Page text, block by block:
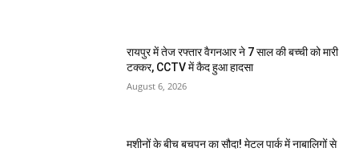
रायपुर में तेज रफ्तार वैगनआर ने 7 साल की बच्ची को मारी
टक्कर, CCTV में कैद हुआ हादसा
August 6, 2026
मशीनों के बीच बचपन का सौदा! मेटल पार्क में नाबालिगों से